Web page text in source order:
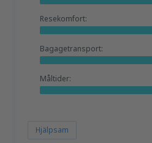
Resekomfort:
Bagagetransport:
Måltider:
Hjälpsam